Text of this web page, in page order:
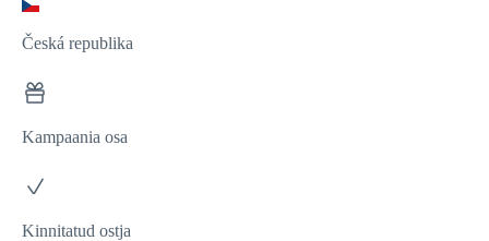
Česká republika
Kampaania osa
Kinnitatud ostja